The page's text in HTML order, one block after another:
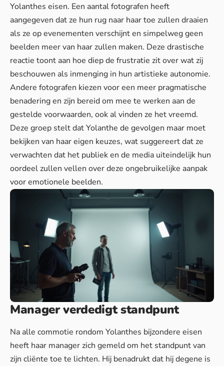
Yolanthes eisen. Een aantal fotografen heeft
aangegeven dat ze hun rug naar haar toe zullen draaien
als ze op evenementen verschijnt en simpelweg geen
beelden meer van haar zullen maken. Deze drastische
reactie toont aan hoe diep de frustratie zit over wat zij
beschouwen als inmenging in hun artistieke autonomie.
Andere fotografen kiezen voor een meer pragmatische
benadering en zijn bereid om mee te werken aan de
gestelde voorwaarden, ook al vinden ze het vreemd.
Deze groep stelt dat Yolanthe de gevolgen maar moet
bekijken van haar eigen keuzes, wat suggereert dat ze
verwachten dat het publiek en de media uiteindelijk hun
oordeel zullen vellen over deze ongebruikelijke aanpak
vooremotionele beelden.
Manager verdedigt standpunt
Na alle commotie rondom Yolanthes bijzondere eisen
heeft haar manager zich gemeld om het standpunt van
zijn cliënte toe te lichten. Hij benadrukt dat hij degene is